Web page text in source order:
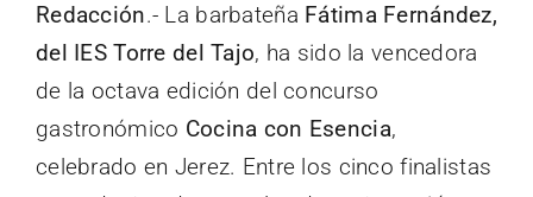
Redacción.- La barbateña Fátima Fernández,
del IES Torre del Tajo, ha sido la vencedora
de la octava edición del concurso
gastronómico Cocina con Esencia,
celebrado en Jerez. Entre los cinco finalistas